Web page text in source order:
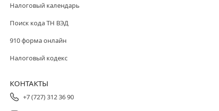
Налоговый календарь
Поиск кода ТН ВЭД
910 форма онлайн
Налоговый кодекс
КОНТАКТЫ
+7 (727) 312 36 90